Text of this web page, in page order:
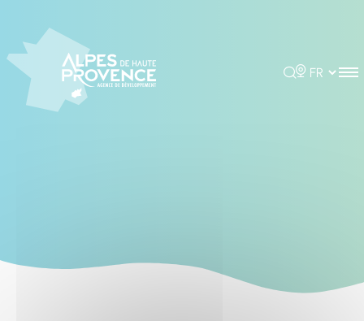
Rechercher
Choisir la